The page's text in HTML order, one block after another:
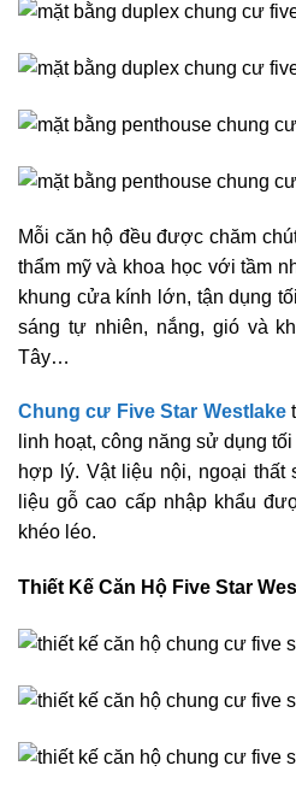
Mỗi căn hộ đều được chăm
thẩm mỹ và khoa học với tầm
khung cửa kính lớn, tận dụng
sáng tự nhiên, nắng, gió và
Tây…
Chung cư Five Star Westlake
linh hoạt, công năng sử dụng
hợp lý. Vật liệu nội, ngoại thất
liệu gỗ cao cấp nhập khẩu
khéo léo.
Thiết Kế Căn Hộ Five Star